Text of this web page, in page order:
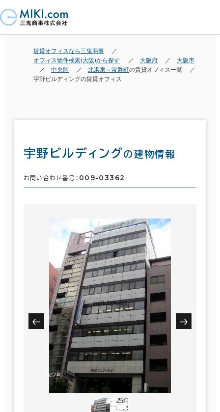
賃貸オフィスなら三鬼商事
オフィス物件検索(大阪)から探す
大阪府
大阪市
中央区
北浜東～常磐町の賃貸オフィス一覧
宇野ビルディングの賃貸オフィス
宇野ビルディングの建物情報
お問い合わせ番号： 009-03362